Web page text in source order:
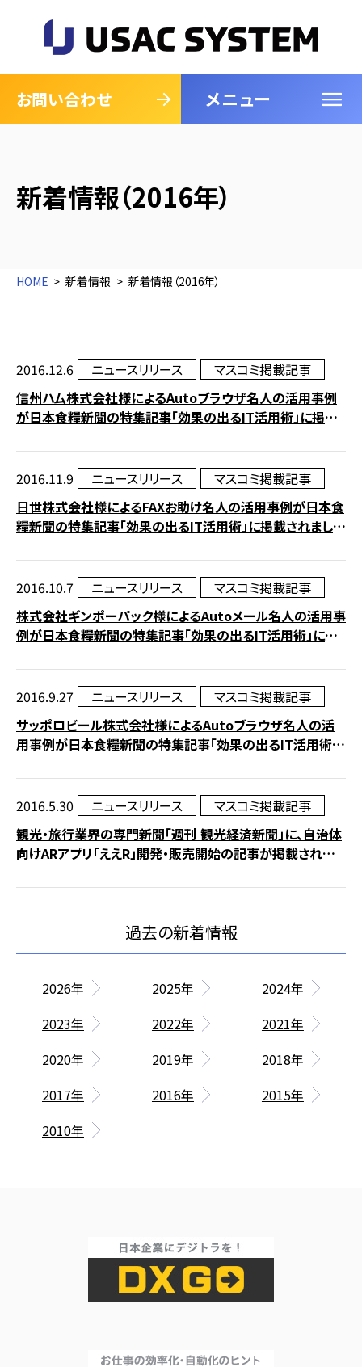
お問い合わせ メニュー
閉じる
新着情報（2016年）
HOME 新着情報 新着情報（2016年）
2016.12.6 ニュースリリース
マスコミ掲載記事
信州ハム株式会社様によるAutoブラウザ名人の活用事例
が日本食糧新聞の特集記事「効果の出るIT活用術」に掲載
2016.11.9 ニュースリリース
マスコミ掲載記事
日世株式会社様によるFAXお助け名人の活用事例が日本食
糧新聞の特集記事「効果の出るIT活用術」に掲載されまし
2016.10.7 ニュースリリース
マスコミ掲載記事
株式会社ギンポーパック様によるAutoメール名人の活用事
例が日本食糧新聞の特集記事「効果の出るIT活用術」に掲
2016.9.27 ニュースリリース
マスコミ掲載記事
サッポロビール株式会社様によるAutoブラウザ名人の活
用事例が日本食糧新聞の特集記事「効果の出るIT活用術」
2016.5.30 ニュースリリース
マスコミ掲載記事
観光・旅行業界の専門新聞「週刊 観光経済新聞」に、自治体
向けARアプリ「ええR」開発・販売開始の記事が掲載されまし
2026年 2025年
2024年
2023年
2022年
2021年
2020年
2019年
2018年
2017年
2016年
2015年
2010年